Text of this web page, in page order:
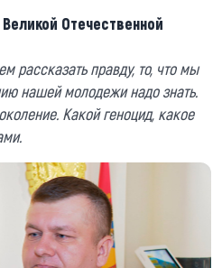
Отечественной
рассказать правду, то, что мы
нашей молодежи надо знать.
Какой геноцид, какое